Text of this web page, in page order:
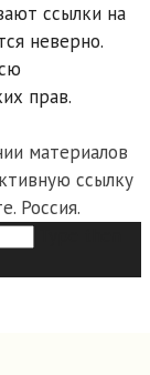
ссылки на
неверно.
прав.
материалов
ссылку
Россия.